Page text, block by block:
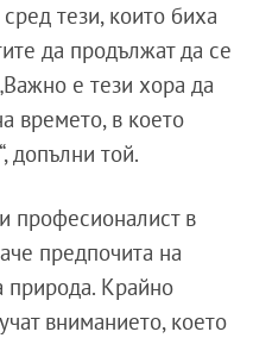
тези, които биха
да продължат да се
е тези хора да
времето, в което
допълни той.
професионалист в
предпочита на
природа. Крайно
вниманието, което